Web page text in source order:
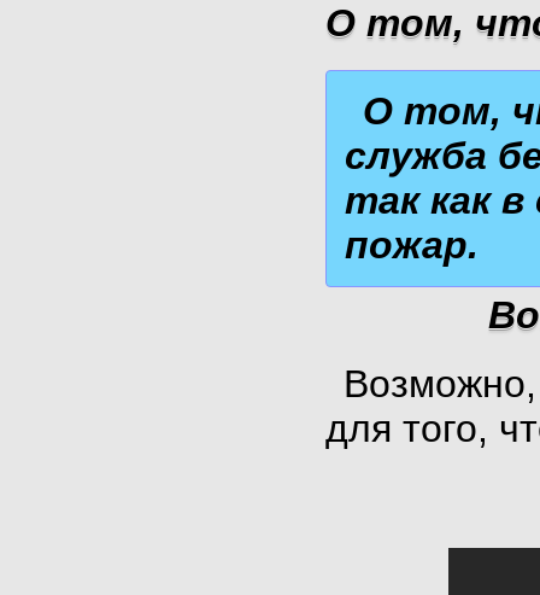
О том,
О том,
служба
так как
пожар.
Возможно,
для того,